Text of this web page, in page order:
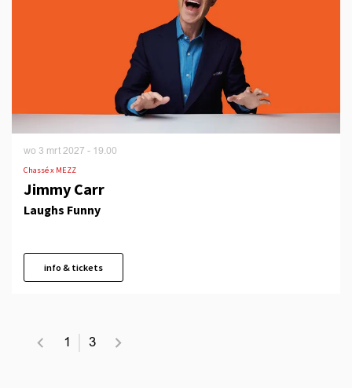
Jimmy Carr
Laughs Funny
Chassé x MEZZ
wo 3 mrt 2027 - 19.00
info & tickets
1 3